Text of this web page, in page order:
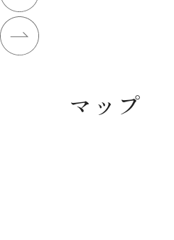
マップ